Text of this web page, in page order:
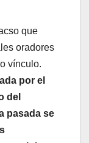
que
oradores
vínculo.
por el
del
pasada se